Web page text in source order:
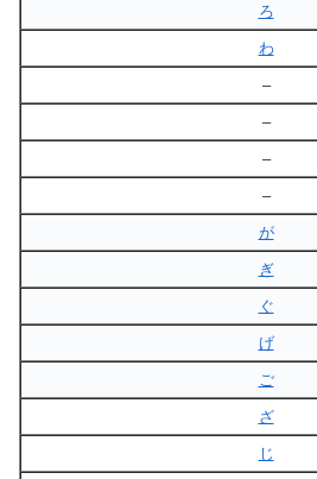
ろ
わ
–
–
–
–
が
ぎ
ぐ
げ
ご
ざ
じ